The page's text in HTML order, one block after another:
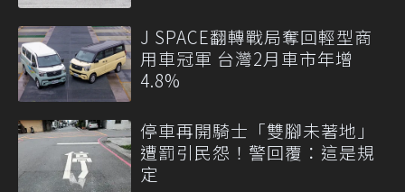
J SPACE翻轉戰局奪回輕型商
用車冠軍 台灣2月車市年增
4.8%
停車再開騎士「雙腳未著地」
遭罰引民怨！警回覆：這是規
定